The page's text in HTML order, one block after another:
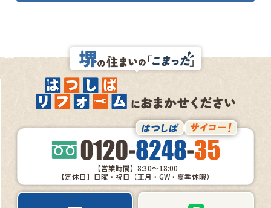
【営業時間】8:30～18:00
【定休日】日曜・祝日（正月・GW・夏季休暇）